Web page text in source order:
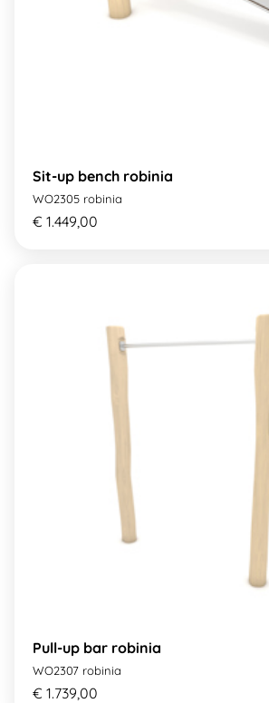
Sit-up bench robinia
WO2305 robinia
€ 1.449,00
Pull-up bar robinia
WO2307 robinia
€ 1.739,00